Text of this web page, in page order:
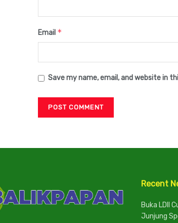
Email *
Save my name, email, and website in
Recent
Buka LDII
Junjung